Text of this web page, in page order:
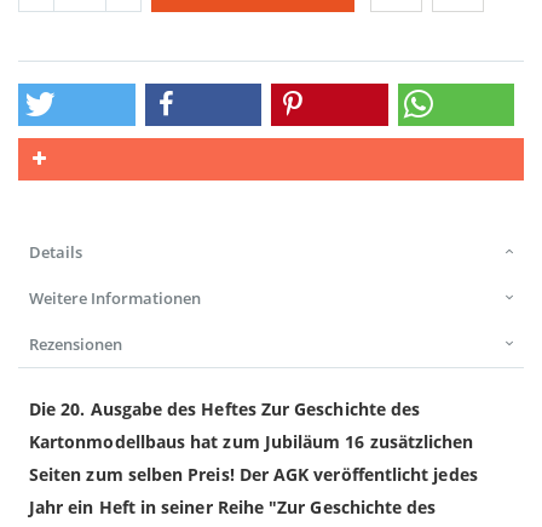
Details
Weitere Informationen
Rezensionen
Die 20. Ausgabe des Heftes Zur Geschichte des
Kartonmodellbaus hat zum Jubiläum 16 zusätzlichen
Seiten zum selben Preis! Der AGK veröffentlicht jedes
Jahr ein Heft in seiner Reihe "Zur Geschichte des